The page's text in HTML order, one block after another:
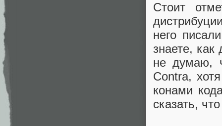
Стоит
него
знаете, как
не думаю,
Contra,
конами
сказать,